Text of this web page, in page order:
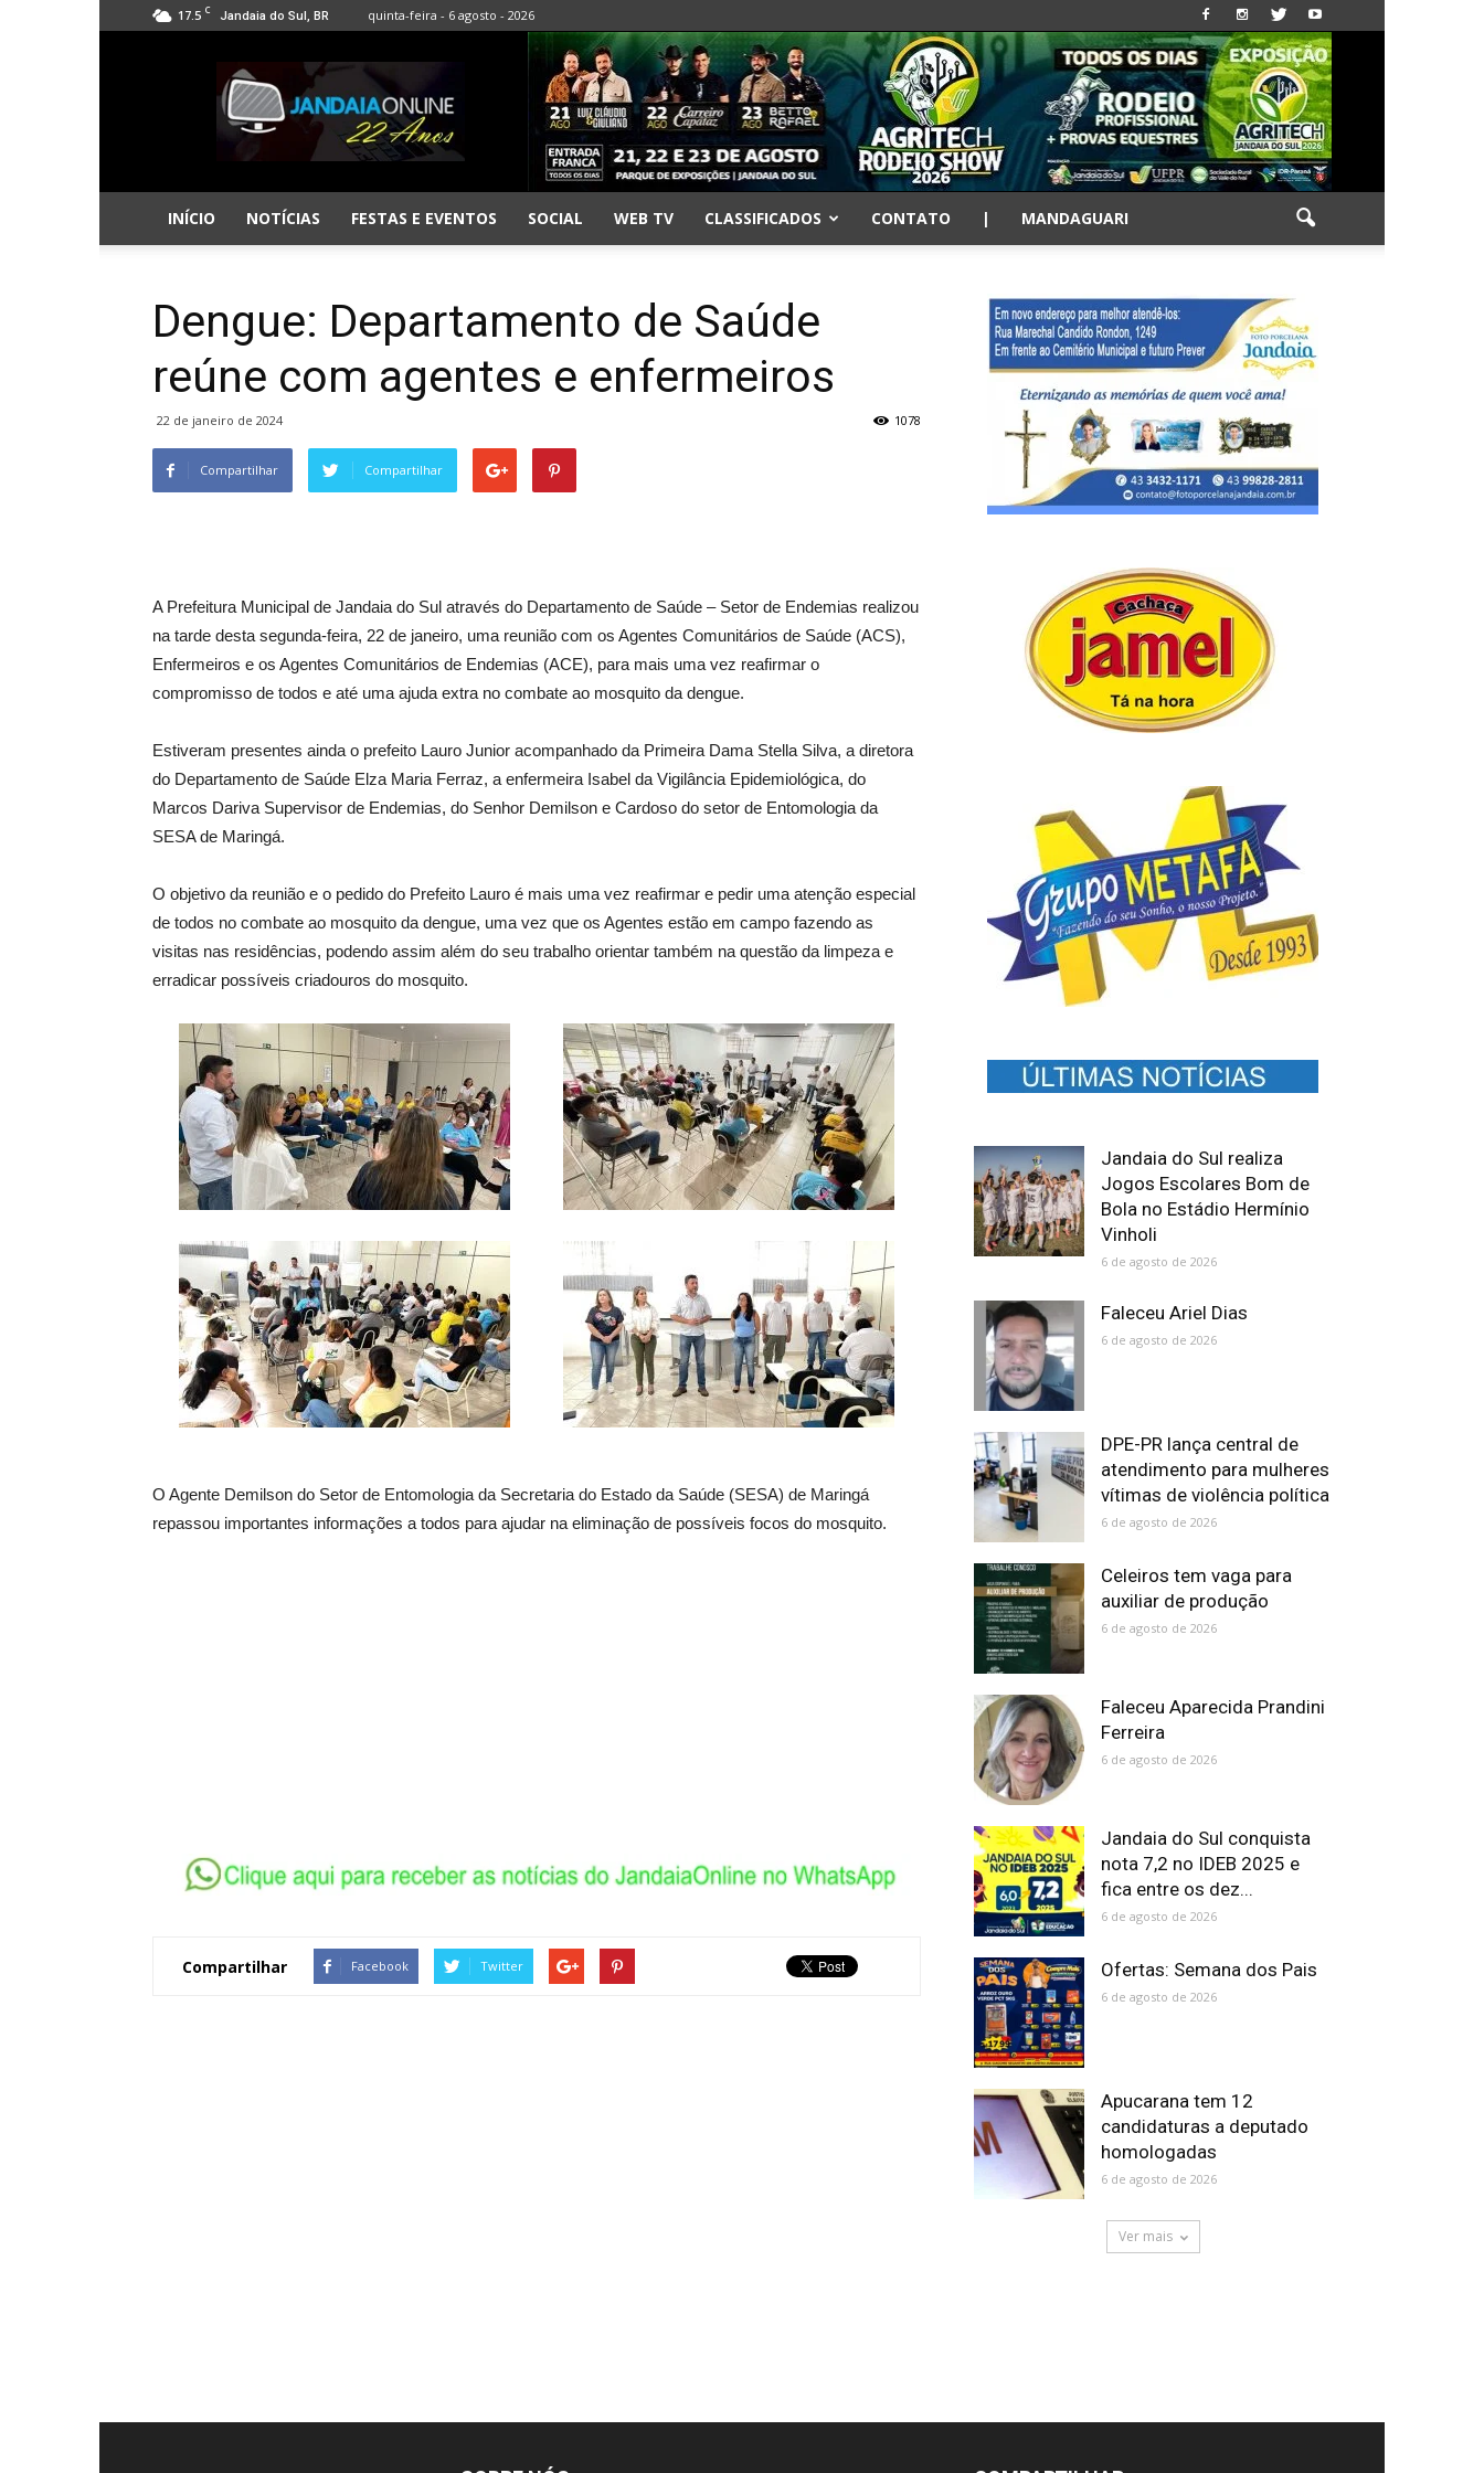
17.5 C Jandaia do Sul, BR quinta-feira - 6 agosto - 2026
Jandaia
Online
INÍCIO NOTÍCIAS FESTAS E EVENTOS SOCIAL WEB TV CLASSIFICADOS CONTATO | MANDAGUARI
Dengue: Departamento de Saúde
reúne com agentes e enfermeiros
22 de janeiro de 2024 1078
Compartilhar Compartilhar
A Prefeitura Municipal de Jandaia do Sul através do Departamento de Saúde – Setor de Endemias realizou
na tarde desta segunda-feira, 22 de janeiro, uma reunião com os Agentes Comunitários de Saúde (ACS),
Enfermeiros e os Agentes Comunitários de Endemias (ACE), para mais uma vez reafirmar o
compromisso de todos e até uma ajuda extra no combate ao mosquito da dengue.
Estiveram presentes ainda o prefeito Lauro Junior acompanhado da Primeira Dama Stella Silva, a diretora
do Departamento de Saúde Elza Maria Ferraz, a enfermeira Isabel da Vigilância Epidemiológica, do
Marcos Dariva Supervisor de Endemias, do Senhor Demilson e Cardoso do setor de Entomologia da
SESA de Maringá.
O objetivo da reunião e o pedido do Prefeito Lauro é mais uma vez reafirmar e pedir uma atenção especial
de todos no combate ao mosquito da dengue, uma vez que os Agentes estão em campo fazendo as
visitas nas residências, podendo assim além do seu trabalho orientar também na questão da limpeza e
erradicar possíveis criadouros do mosquito.
O Agente Demilson do Setor de Entomologia da Secretaria do Estado da Saúde (SESA) de Maringá
repassou importantes informações a todos para ajudar na eliminação de possíveis focos do mosquito.
Compartilhar Facebook Twitter
Jandaia do Sul realiza
Jogos Escolares Bom de
Bola no Estádio Hermínio
Vinholi
6 de agosto de 2026
Faleceu Ariel Dias
6 de agosto de 2026
DPE-PR lança central de
atendimento para mulheres
vítimas de violência política
6 de agosto de 2026
Celeiros tem vaga para
auxiliar de produção
6 de agosto de 2026
Faleceu Aparecida Prandini
Ferreira
6 de agosto de 2026
Jandaia do Sul conquista
nota 7,2 no IDEB 2025 e
fica entre os dez...
6 de agosto de 2026
Ofertas: Semana dos Pais
6 de agosto de 2026
Apucarana tem 12
candidaturas a deputado
homologadas
6 de agosto de 2026
Ver mais